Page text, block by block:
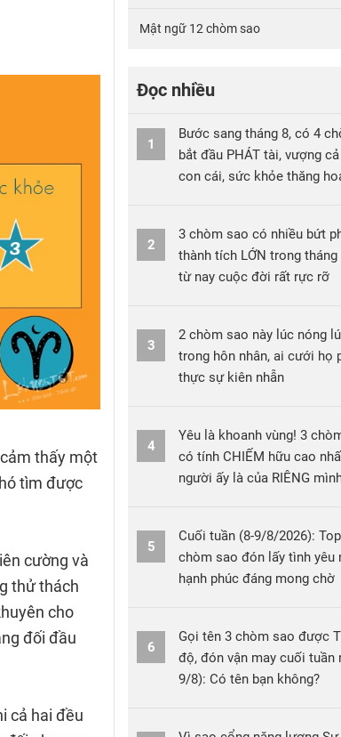
thấy một
tìm được
cường và
thử thách
cho
đối đầu
cả hai đều
Mật ngữ 12 chòm sao
Đọc nhiều
1
Bước sang tháng 8, có 4
bắt đầu PHÁT tài, vượng
con cái, sức khỏe thăng
2
3 chòm sao có nhiều bứt
thành tích LỚN trong tháng
từ nay cuộc đời rất rực rỡ
3
2 chòm sao này lúc nóng
trong hôn nhân, ai cưới họ
thực sự kiên nhẫn
4
Yêu là khoanh vùng! 3
có tính CHIẾM hữu cao
người ấy là của RIÊNG
5
Cuối tuần (8-9/8/2026):
chòm sao đón lấy tình yêu
hạnh phúc đáng mong chờ
6
Gọi tên 3 chòm sao được
độ, đón vận may cuối tuần
9/8): Có tên bạn không?